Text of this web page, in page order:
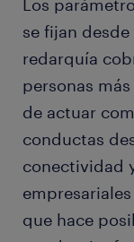
Los
se fijan
redarquía
personas
de actuar
conductas
conectividad
que hace